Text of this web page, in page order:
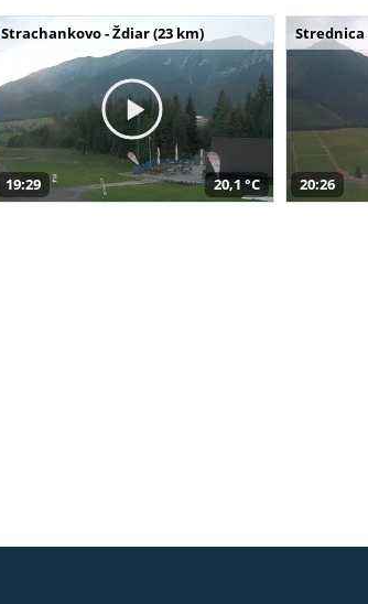
Strachankovo - Ždiar (23 km)
19:29 20,1 °C
Strednica
20:26